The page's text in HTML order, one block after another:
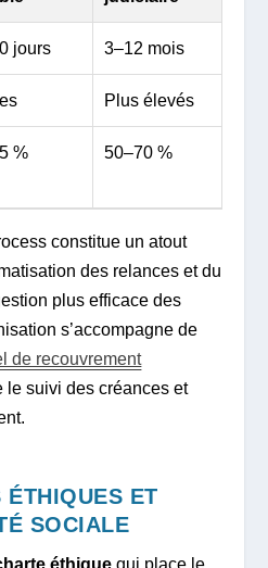
jours 3–12 mois
Plus élevés
% 50–70 %
constitue un atout
des relances et du
plus efficace des
s’accompagne de
de recouvrement
suivi des créances et
ÉTHIQUES ET
SOCIALE
éthique qui place le